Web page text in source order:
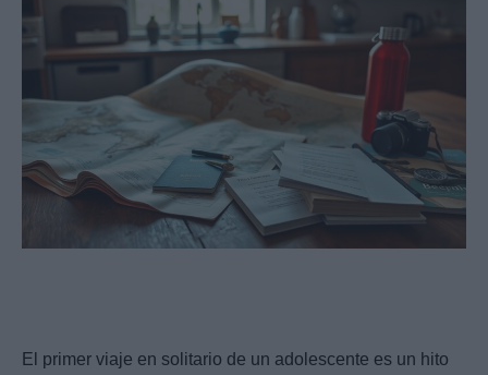
El primer viaje en solitario de un adolescente es un hito